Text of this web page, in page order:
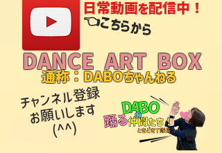
日常動画を配信中！
​👈こちらから
DANCE ART BOX
通称：DABOちゃんねる
​チャンネル登録
お
願
い
し
ま
す
(^^)